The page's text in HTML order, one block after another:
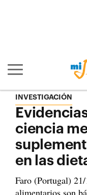
Mostrar/ocultar
INVESTIGACIÓN
ciencia
en las
Faro (Portugal)
alimentarios son